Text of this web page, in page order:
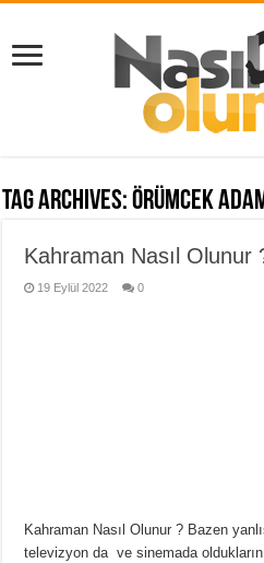
Tag Archives:örümcek
Kahraman Nasıl Olunur
19 Eylül 2022 0
Kahraman Nasıl Olunur ? Bazen
televizyon da ve sinemada